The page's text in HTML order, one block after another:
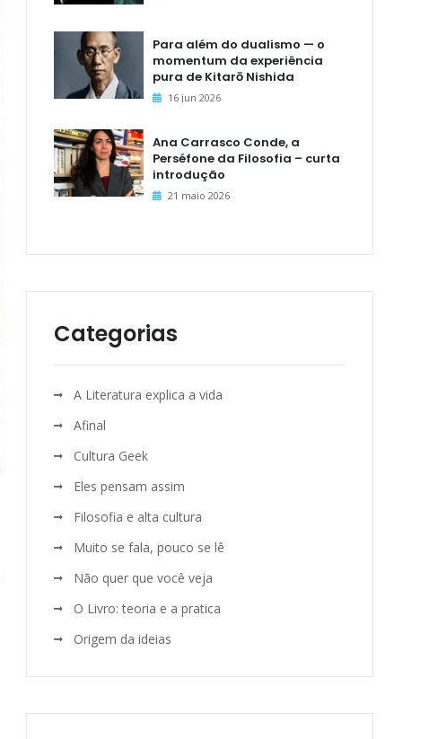
Para além do dualismo — o
momentum da experiência
pura de Kitarō Nishida
16 jun 2026
Ana Carrasco Conde, a
Perséfone da Filosofia – curta
introdução
21 maio 2026
Categorias
A Literatura explica a vida
Afinal
Cultura Geek
Eles pensam assim
Filosofia e alta cultura
Muito se fala, pouco se lê
Não quer que você veja
O Livro: teoria e a pratica
Origem da ideias